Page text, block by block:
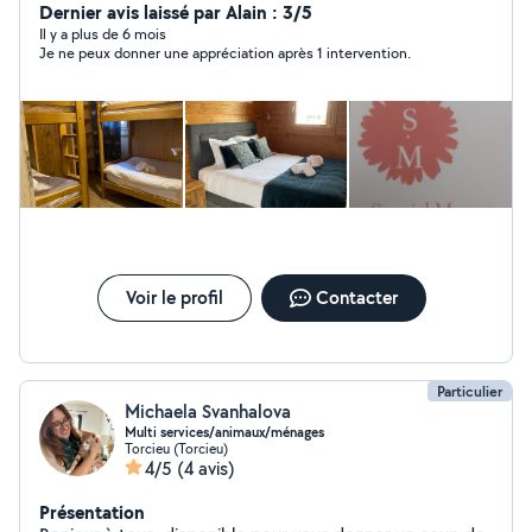
Dernier avis laissé par Alain : 3/5
Il y a plus de 6 mois
Je ne peux donner une appréciation après 1 intervention.
Voir le profil Contacter
Particulier
Michaela Svanhalova
Multi services/animaux/ménages
Torcieu (Torcieu)
4/5 (4 avis)
Présentation